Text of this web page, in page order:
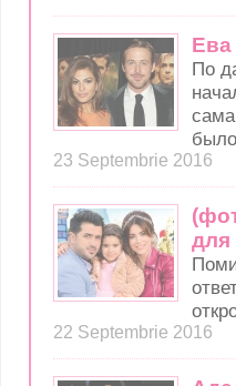
Ева
По
23 Septembrie 2016
для
22 Septembrie 2016